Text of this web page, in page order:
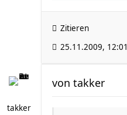
Zitieren
25.11.2009, 12:01
takker
von takker